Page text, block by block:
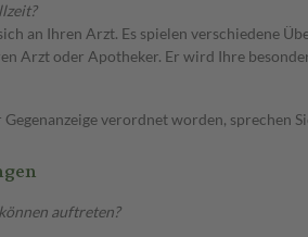
an Ihren Arzt. Es spielen verschiedene
Arzt oder Apotheker. Er wird Ihre
verordnet worden, sprechen
auftreten?